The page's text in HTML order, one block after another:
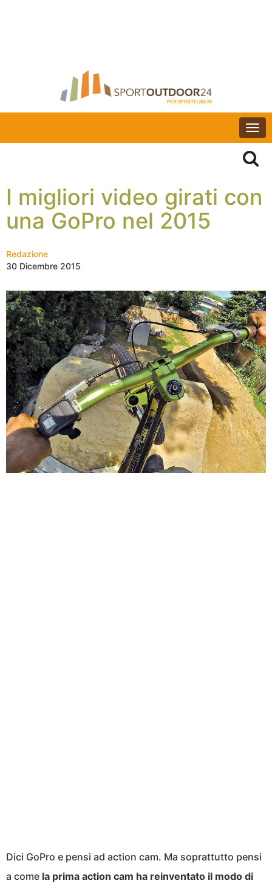
I migliori video girati con
una GoPro nel 2015
Redazione
30 Dicembre 2015
Dici GoPro e pensi ad action cam. Ma soprattutto pensi
a come la prima action cam ha reinventato il modo di